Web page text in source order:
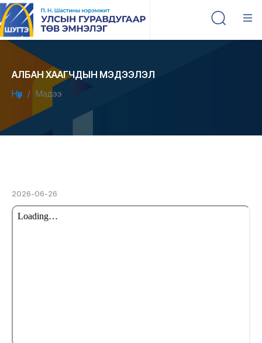
АЛБАН ХААГЧДЫН МЭДЭЭЛЭЛ
Нүүр Мэдээ
2026-06-26